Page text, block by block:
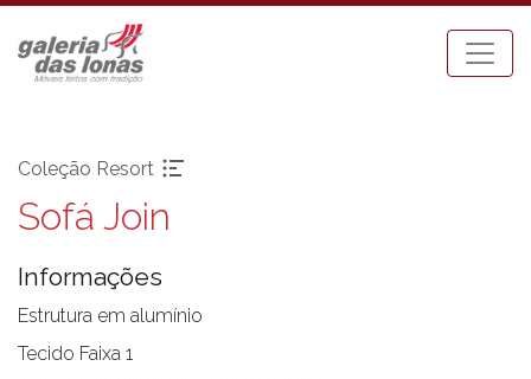
Coleção Resort
Pronta-entrega
Aparadores
Balanços
Bancos
Sofá Join
Informações
Estrutura em alumínio
Tecido Faixa 1